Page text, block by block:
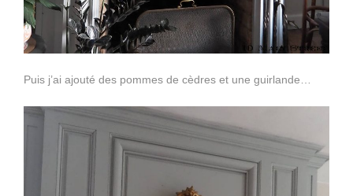
Puis j’ai ajouté des pommes de cèdres et une guirlande…